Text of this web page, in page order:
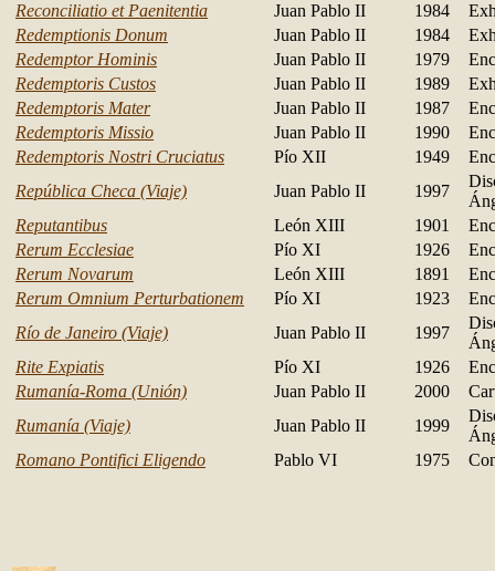
Reconciliatio et Paenitentia
Juan Pablo II 1984
Redemptionis Donum
Juan Pablo II 1984
Redemptor Hominis
Juan Pablo II 1979
Redemptoris Custos
Juan Pablo II 1989
Redemptoris Mater
Juan Pablo II 1987
Redemptoris Missio
Juan Pablo II 1990
Redemptoris Nostri Cruciatus
Pío XII 1949
República Checa (Viaje)
Juan Pablo II 1997
Reputantibus
León XIII 1901
Rerum Ecclesiae
Pío XI 1926
Rerum Novarum
León XIII 1891
Rerum Omnium Perturbationem
Pío XI 1923
Río de Janeiro (Viaje)
Juan Pablo II 1997
Rite Expiatis
Pío XI 1926
Rumanía-Roma (Unión)
Juan Pablo II 2000
Rumanía (Viaje)
Juan Pablo II 1999
Romano Pontifici Eligendo
Pablo VI 1975